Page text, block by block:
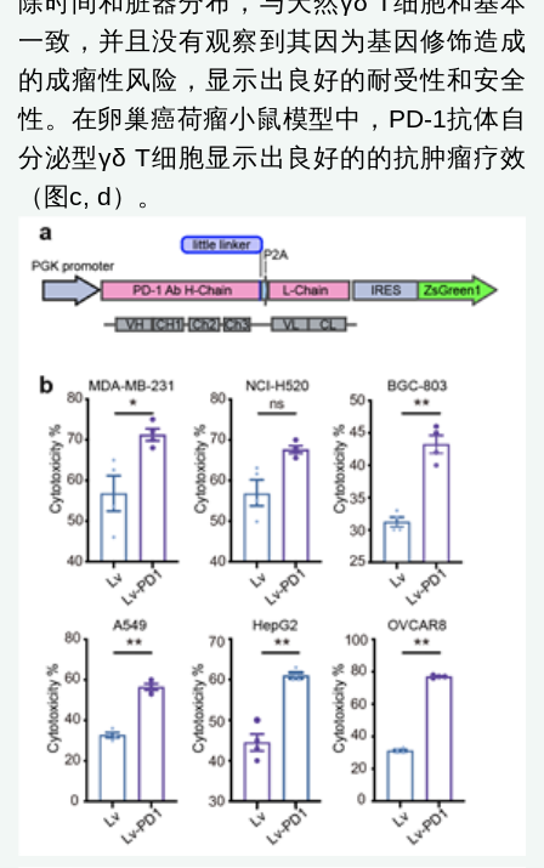
一致，并且没有观察到其因为基因修饰造成
的成瘤性风险，显示出良好的耐受性和安全
性。 在卵巢癌荷瘤小鼠模型中， PD-1抗体自
分泌型γδ T细胞显示出良好的的抗肿瘤疗效
（图c, d） 。